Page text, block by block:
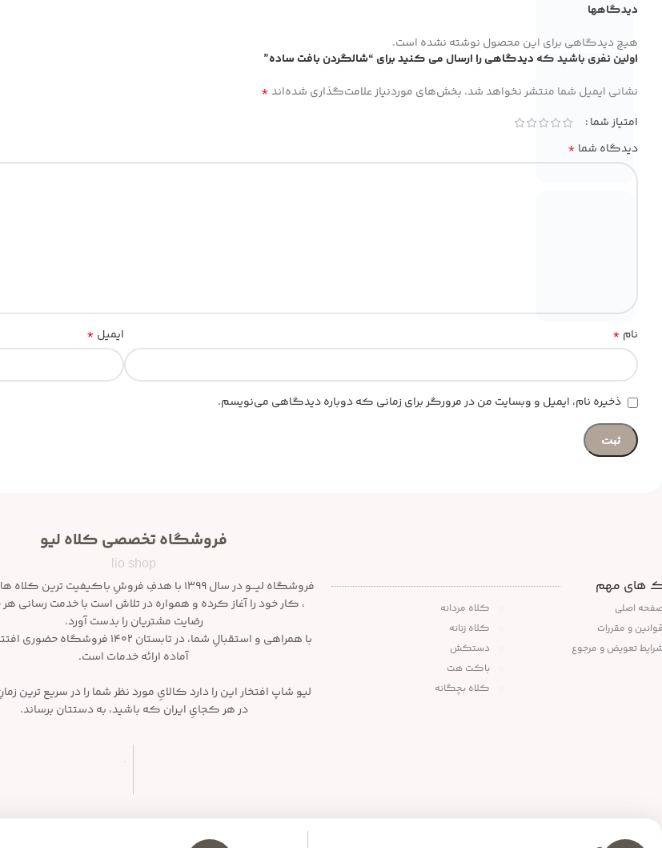
دیدگاهها
هیچ دیدگاهی برای این محصول نوشته نشده است.
اولین نفری باشید که دیدگاهی را ارسال می کنید برای “شالگردن بافت ساده”
نشانی ایمیل شما منتشر نخواهد شد. بخش‌های موردنیاز علامت‌گذاری شده‌اند*
امتیاز شما
دیدگاه شما *
نام * ایمیل *
ذخیره نام، ایمیل و وبسایت من در مرورگر برای زمانی که دوباره دیدگاهی می‌نویسم.
های مهم
اصلی
و مقررات
تعویض و مرجوع
کلاه مردانه
کلاه زنانه
دستکش
باکت هت
کلاه بچگانه
فروشگاه تخصصی کلاه لیو
lio shop
فروشگاه لیـــو در سال ۱۳۹۹ با هدفِ فروشِ باکیفیت ترین
، کار خود را آغاز کرده و همواره در تلاش است با خدمت رسانی هر
رضایت مشتریان را بدست آورد.
با همراهی و استقبالِ شما، در تابستان ۱۴۰۲
آماده ارائه خدمات است.
لیو شاپ افتخار این را دارد کالایِ مورد نظر شما را در سریع ترین
در هر کجایِ ایران که باشید، به دستتان برساند.